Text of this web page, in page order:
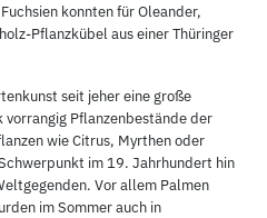
konnten für Oleander,
Pflanzkübel aus einer Thüringer
seit jeher eine große
vorrangig Pflanzenbestände der
wie Citrus, Myrthen oder
im 19. Jahrhundert hin
Vor allem Palmen
im Sommer auch in